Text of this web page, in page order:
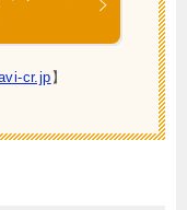
cr.jp】